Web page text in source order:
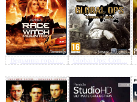
Предлагаем
Железная
(2011) TS»
Ведьмина гора /... Global Ops: Com...